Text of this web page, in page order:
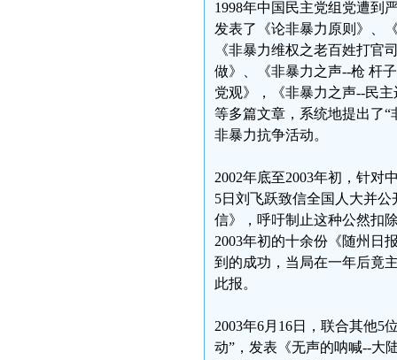
1998年中国民主党组党遭到
发表了《论非暴力原则》、
《非暴力维权之老百姓打官
做》、《非暴力之声--枪 杆
党观》，《非暴力之声--民
等多篇文章，系统地提出了
非暴力抗争活动。
2002年底至2003年初，针对
5日刘飞跃致信全国人大并
信》，呼吁制止这种公然扣
2003年初的十余份《随州日
到的成功，当局在一年后竟
此报。
2003年6月16日，联合其他5
动”，发表《无声的呐喊--大